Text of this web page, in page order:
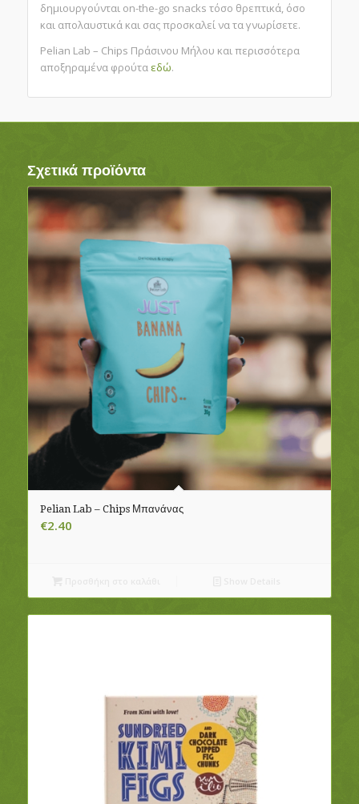
δημιουργούνται on-the-go snacks τόσο θρεπτικά, όσο
και απολαυστικά και σαςπροσκαλεί να τα γνωρίσετε.
Pelian Lab – Chips Πράσινου Μήλου και περισσότερα
αποξηραμένα φρούτα εδώ.
Σχετικά προϊόντα
Pelian Lab – Chips Μπανάνας
€2.40